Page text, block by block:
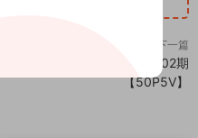
下一篇
抖音 V888 微密圈 NO.002期
【50P5V】